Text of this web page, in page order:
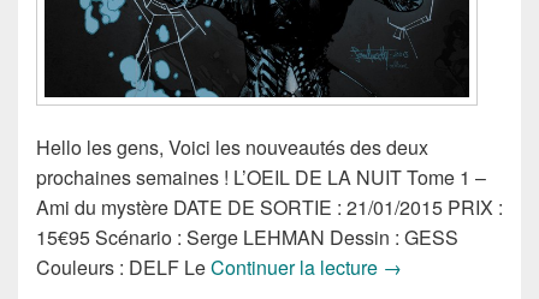
Hello les gens, Voici les nouveautés des deux
prochaines semaines ! L’OEIL DE LA NUIT Tome 1 –
Ami du mystère DATE DE SORTIE : 21/01/2015 PRIX :
15€95 Scénario : Serge LEHMAN Dessin : GESS
Couleurs : DELF LeContinuer la lecture Sorties des
→